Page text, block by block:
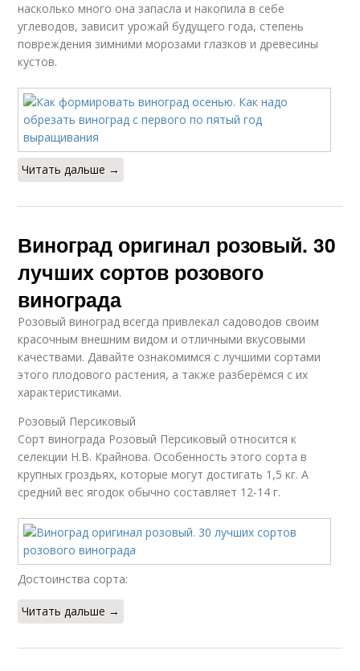
насколько много она запасла и накопила в себе
углеводов, зависит урожай будущего года, степень
повреждения зимними морозами глазков и древесины
кустов.
Читать дальше →
Виноград оригинал розовый. 30
лучших сортов розового
винограда
Розовый виноград всегда привлекал садоводов своим
красочным внешним видом и отличными вкусовыми
качествами. Давайте ознакомимся с лучшими сортами
этого плодового растения, а также разберёмся с их
характеристиками.
Розовый Персиковый
Сорт винограда Розовый Персиковый относится к
селекции Н.В. Крайнова. Особенность этого сорта в
крупных гроздьях, которые могут достигать 1,5 кг. А
средний вес ягодок обычно составляет 12-14 г.
Достоинства сорта:
Читать дальше →